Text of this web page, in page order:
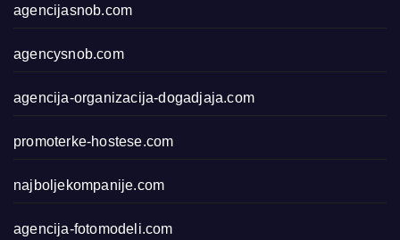
agencijasnob.com
agencysnob.com
agencija-organizacija-dogadjaja.com
promoterke-hostese.com
najboljekompanije.com
agencija-fotomodeli.com